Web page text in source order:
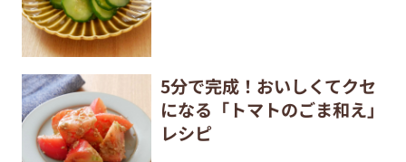
5分で完成！おいしくてクセ
になる「トマトのごま和え」
レシピ